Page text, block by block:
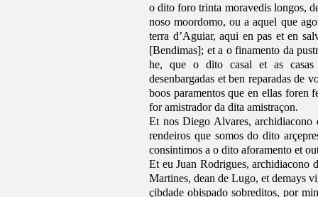
o dito foro trinta moravedis longos,
noso moordomo, ou a aquel que
terra d’Aguiar, aqui en pas et en
[Bendimas]; et a o finamento da
he, que o dito casal et as casas
desenbargadas et ben reparadas de
boos paramentos que en ellas foren
for amistrador da dita amistraçon.
Et nos Diego Alvares,
rendeiros que somos do dito
consintimos a o dito aforamento et
Et eu Juan Rodrigues, archidiacono
Martines, dean de Lugo, et demays
çibdade obispado sobreditos, por